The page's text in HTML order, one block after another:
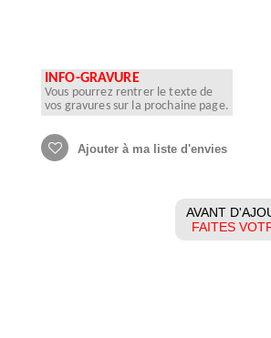
INFO-GRAVURE
Vous pourrez rentrer le texte de
vos gravures sur la prochaine page.
Ajouter à ma liste d'envies
AVANT
FAITES